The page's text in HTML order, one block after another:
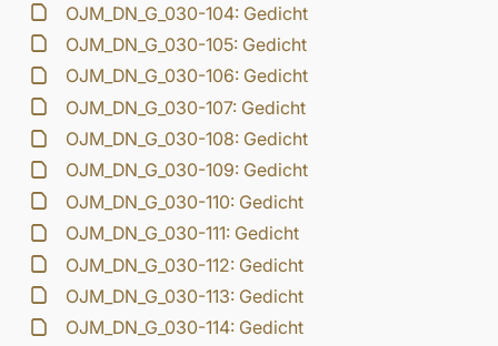
OJM_DN_G_030-104: Gedicht
OJM_DN_G_030-105: Gedicht
OJM_DN_G_030-106: Gedicht
OJM_DN_G_030-107: Gedicht
OJM_DN_G_030-108: Gedicht
OJM_DN_G_030-109: Gedicht
OJM_DN_G_030-110: Gedicht
OJM_DN_G_030-111: Gedicht
OJM_DN_G_030-112: Gedicht
OJM_DN_G_030-113: Gedicht
OJM_DN_G_030-114: Gedicht